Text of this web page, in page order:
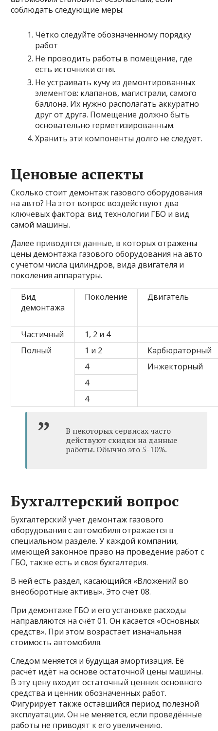
соблюдать следующие меры:
Чётко следуйте обозначенному порядку
работ
Не проводить работы в помещение, где
есть источники огня.
Не устраивать кучу из демонтированных
элементов: клапанов, магистрали, самого
баллона. Их нужно располагать аккуратно
друг от друга. Помещение должно быть
основательно герметизированным.
Хранить эти компоненты долго не следует.
Ценовые аспекты
Сколько стоит демонтаж газового оборудования
на авто? На этот вопрос воздействуют два
ключевых фактора: вид технологии ГБО и вид
самой машины.
Далее приводятся данные, в которых отражены
цены демонтажа газового оборудования на авто
с учётом числа цилиндров, вида двигателя и
поколения аппаратуры.
Вид
демонтажа
Поколение Двигатель
Частичный
1, 2 и 4
Полный
1 и 2
Карбюраторный
4
Инжекторный
4
4
В некоторых сервисах часто
действуют скидки на данные
работы. Обычно это 5-10%.
Бухгалтерский вопрос
Бухгалтерский учет демонтаж газового
оборудования с автомобиля отражается в
специальном разделе. У каждой компании,
имеющей законное право на проведение работ с
ГБО, также есть и своя бухгалтерия.
В ней есть раздел, касающийся «Вложений во
внеоборотные активы». Это счёт 08.
При демонтаже ГБО и его установке расходы
направляются на счёт 01. Он касается «Основных
средств». При этом возрастает изначальная
стоимость автомобиля.
Следом меняется и будущая амортизация. Её
расчёт идёт на основе остаточной цены машины.
В эту цену входит остаточный ценник основного
средства и ценник обозначенных работ.
Фигурирует также оставшийся период полезной
эксплуатации. Он не меняется, если проведённые
работы не приводят к его увеличению.